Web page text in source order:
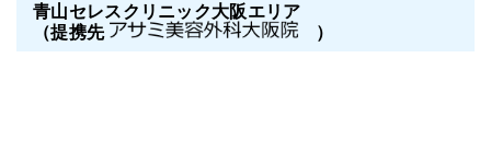
青山セレスクリニック大阪エリア
（提携先
）